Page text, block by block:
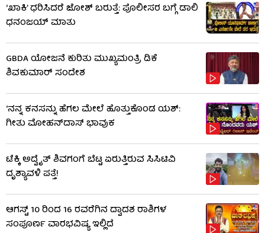
‘ಖಾಕಿ’ ಧರಿಸಿದರೆ ಜೋಶ್ ಬರುತ್ತೆ: ಪೊಲೀಸರ ಬಗ್ಗೆ ಡಾಲಿ
ಧನಂಜಯ್ ಮಾತು
GBDA ಯೋಜನೆ ಕುರಿತು ಮುಖ್ಯಮಂತ್ರಿ ಡಿಕೆ
ಶಿವಕುಮಾರ್ ಸಂದೇಶ
‘ನನ್ನ ಕನಸನ್ನು ಹೆಗಲ ಮೇಲೆ ಹೊತ್ತುಕೊಂಡ ಯಶ್:
ಗೀತು ಮೋಹನ್​​ದಾಸ್ ಭಾವುಕ
ಟೆಕ್ಕಿ ಅದ್ವೈತ್ ಶಿವಗಂಗೆ ಬೆಟ್ಟ ಏರುತ್ತಿರುವ ಸಿಸಿಟಿವಿ
ದೃಶ್ಯಾವಳಿ ಪತ್ತೆ!
ಆಗಸ್ಟ್ 10 ರಿಂದ 16 ರವರೆಗಿನ ದ್ವಾದಶ ರಾಶಿಗಳ
ಸಂಪೂರ್ಣ ವಾರಭವಿಷ್ಯ ಇಲ್ಲಿದೆ